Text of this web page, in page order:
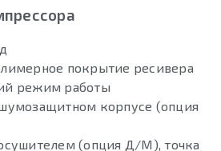
покрытие ресивера
режим работы
корпусе (опция
(опция Д/М), точка